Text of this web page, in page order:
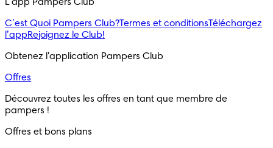
L'app Pampers Club
C’est Quoi Pampers Club?Termes et conditionsTéléchargez
l’appRejoignez le Club!
Obtenez l'application Pampers Club
Offres
Découvrez toutes les offres en tant que membre de
pampers !
Offres et bons plans